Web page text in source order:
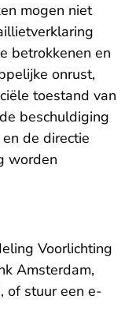
mogen niet
betrokkenen en
onrust,
toestand van
beschuldiging
de directie
worden
Voorlichting
Amsterdam,
of stuur een e-